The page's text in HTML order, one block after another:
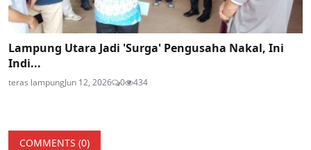
Lampung Utara Jadi 'Surga' Pengusaha Nakal, Ini
Indi...
teras lampungJun 12, 2026 0 434
COMMENTS (0)